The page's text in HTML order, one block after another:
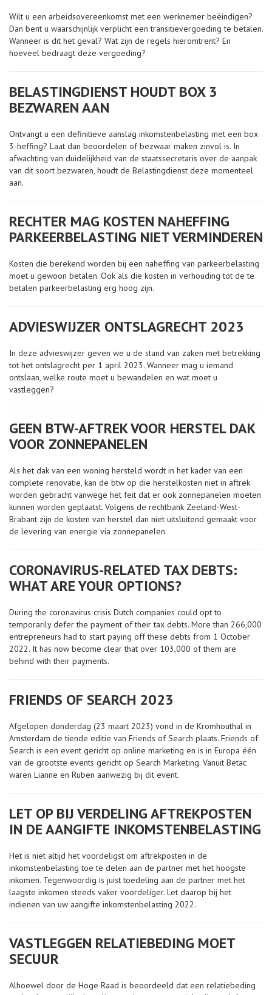
Wilt u een arbeidsovereenkomst met een werknemer beëindigen?
Dan bent u waarschijnlijk verplicht een transitievergoeding te betalen.
Wanneer is dit het geval? Wat zijn de regels hieromtrent? En
hoeveel bedraagt deze vergoeding?
BELASTINGDIENST HOUDT BOX 3
BEZWAREN AAN
Ontvangt u een definitieve aanslag inkomstenbelasting met een box
3-heffing? Laat dan beoordelen of bezwaar maken zinvol is. In
afwachting van duidelijkheid van de staatssecretaris over de aanpak
van dit soort bezwaren, houdt de Belastingdienst deze momenteel
aan.
RECHTER MAG KOSTEN NAHEFFING
PARKEERBELASTING NIET VERMINDEREN
Kosten die berekend worden bij een naheffing van parkeerbelasting
moet u gewoon betalen. Ook als die kosten in verhouding tot de te
betalen parkeerbelasting erg hoog zijn.
ADVIESWIJZER ONTSLAGRECHT 2023
In deze advieswijzer geven we u de stand van zaken met betrekking
tot het ontslagrecht per 1 april 2023. Wanneer mag u iemand
ontslaan, welke route moet u bewandelen en wat moet u
vastleggen?
GEEN BTW-AFTREK VOOR HERSTEL DAK
VOOR ZONNEPANELEN
Als het dak van een woning hersteld wordt in het kader van een
complete renovatie, kan de btw op die herstelkosten niet in aftrek
worden gebracht vanwege het feit dat er ook zonnepanelen moeten
kunnen worden geplaatst. Volgens de rechtbank Zeeland-West-
Brabant zijn de kosten van herstel dan niet uitsluitend gemaakt voor
de levering van energie via zonnepanelen.
CORONAVIRUS-RELATED TAX DEBTS:
WHAT ARE YOUR OPTIONS?
During the coronavirus crisis Dutch companies could opt to
temporarily defer the payment of their tax debts. More than 266,000
entrepreneurs had to start paying off these debts from 1 October
2022. It has now become clear that over 103,000 of them are
behind with their payments.
FRIENDS OF SEARCH 2023
Afgelopen donderdag (23 maart 2023) vond in de Kromhouthal in
Amsterdam de tiende editie van Friends of Search plaats. Friends of
Search is een event gericht op online marketing en is in Europa één
van de grootste events gericht op Search Marketing. Vanuit Betac
waren Lianne en Ruben aanwezig bij dit event.
LET OP BIJ VERDELING AFTREKPOSTEN
IN DE AANGIFTE INKOMSTENBELASTING
Het is niet altijd het voordeligst om aftrekposten in de
inkomstenbelasting toe te delen aan de partner met het hoogste
inkomen. Tegenwoordig is juist toedeling aan de partner met het
laagste inkomen steeds vaker voordeliger. Let daarop bij het
indienen van uw aangifte inkomstenbelasting 2022.
VASTLEGGEN RELATIEBEDING MOET
SECUUR
Alhoewel door de Hoge Raad is beoordeeld dat een relatiebeding